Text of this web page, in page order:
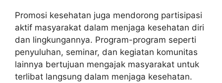
Promosi kesehatan juga mendorong partisipasi
aktif masyarakat dalam menjaga kesehatan diri
dan lingkungannya. Program-program seperti
penyuluhan, seminar, dan kegiatan komunitas
lainnya bertujuan mengajak masyarakat untuk
terlibat langsung dalam menjaga kesehatan.